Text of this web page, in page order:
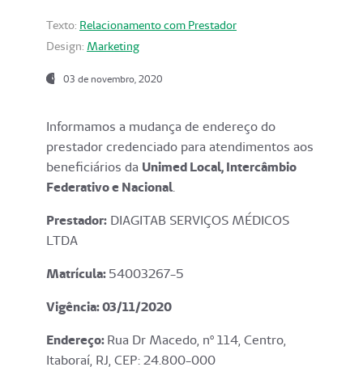
Texto: Relacionamento com Prestador
Design: Marketing
03 de novembro, 2020
Informamos a mudança de endereço do
prestador credenciado para atendimentos aos
beneficiários da Unimed Local, Intercâmbio
Federativo e Nacional.
Prestador: DIAGITAB SERVIÇOS MÉDICOS
LTDA
Matrícula:54003267-5
Vigência: 03/11/2020
Endereço:Rua Dr Macedo, nº 114, Centro,
Itaboraí, RJ, CEP: 24.800-000